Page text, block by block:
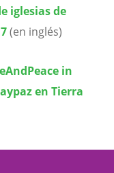
iglesias de
(en inglés)
in
en Tierra